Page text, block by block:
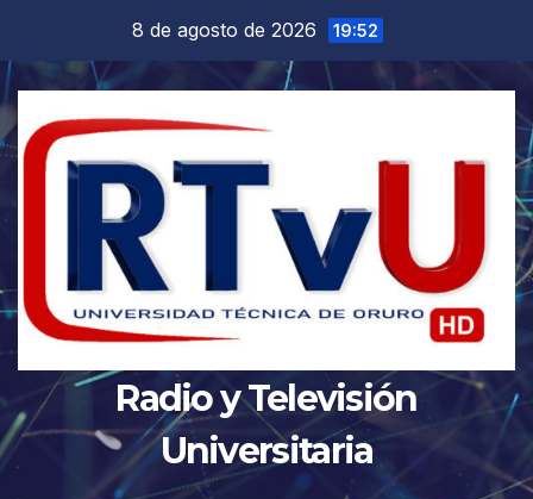
contenido
8 de agosto de 2026 19:52
Radio y Televisión
Universitaria